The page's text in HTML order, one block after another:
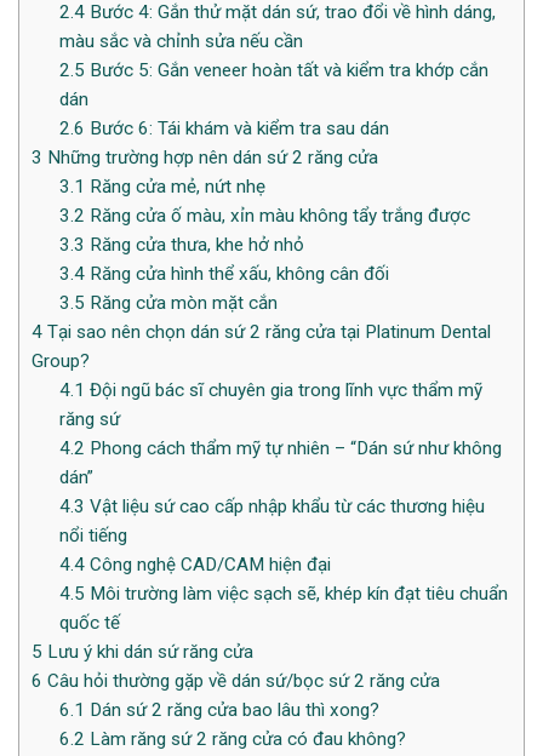
2.4Bước 4: Gắn thử mặt dán sứ, trao đổi về hình dáng,
màu sắc và chỉnh sửa nếu cần
2.5 Bước 5: Gắn veneer hoàn tất và kiểm tra khớp cắn
dán
2.6 Bước 6: Tái khám và kiểm tra sau dán
3 Những trường hợp nên dán sứ 2 răng cửa
3.1 Răng cửa mẻ, nứt nhẹ
3.2 Răng cửa ố màu, xỉn màu không tẩy trắng được
3.3 Răng cửa thưa, khe hở nhỏ
3.4Răng cửa hình thể xấu, không cân đối
3.5 Răng cửa mòn mặt cắn
4 Tại sao nên chọn dán sứ 2 răng cửa tại Platinum Dental
Group?
4.1 Đội ngũ bác sĩ chuyên gia trong lĩnh vực thẩm mỹ
răng sứ
4.2 Phong cách thẩm mỹ tự nhiên – “Dán sứ như không
dán”
4.3 Vật liệu sứ cao cấp nhập khẩu từ các thương hiệu
nổi tiếng
4.4Công nghệ CAD/CAM hiện đại
4.5 Môi trường làm việc sạch sẽ, khép kín đạt tiêu chuẩn
quốc tế
5 Lưu ý khi dán sứ răng cửa
6 Câu hỏi thường gặp về dán sứ/bọc sứ 2 răng cửa
6.1 Dán sứ 2 răng cửa bao lâu thì xong?
6.2 Làm răng sứ 2 răng cửa có đau không?